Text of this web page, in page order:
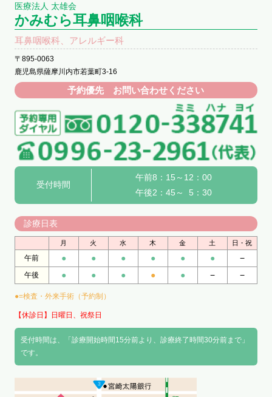
医療法人 太雄会
かみむら耳鼻咽喉科
耳鼻咽喉科、アレルギー科
〒895-0063
鹿児島県薩摩川内市若葉町3-16
予約優先 お問い合わせください
受付時間
午前8：15～12：00
午後2：45～ 5：30
診療日表
月 火 水 木 金 土 日・祝
午前 ● ● ● ● ● ● −
午後 ● ● ● ● ● − −
●=検査・外来手術（予約制）
【休診日】日曜日、祝祭日
受付時間は、「診療開始時間15分前より、診療終了時間30分前まで」
です。